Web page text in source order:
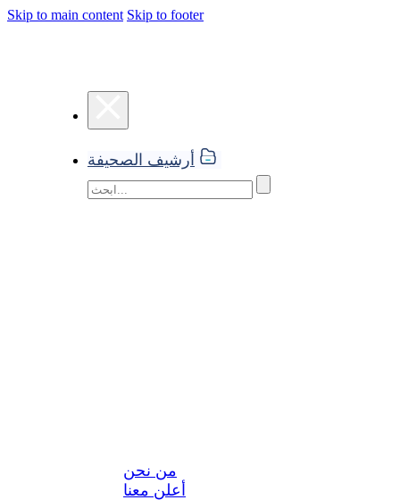
Skip to main content Skip to footer
أرشيف الصحيفة
من نحن
أعلن معنا